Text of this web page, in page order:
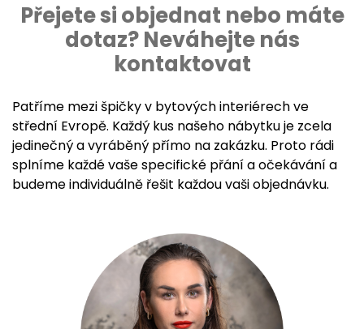
Přejete si objednat nebo máte
dotaz? Neváhejte nás
kontaktovat
Patříme mezi špičky v bytových interiérech ve
střední Evropě. Každý kus našeho nábytku je zcela
jedinečný a vyráběný přímo na zakázku. Proto rádi
splníme každé vaše specifické přání a očekávání a
budeme individuálně řešit každou vaši objednávku.